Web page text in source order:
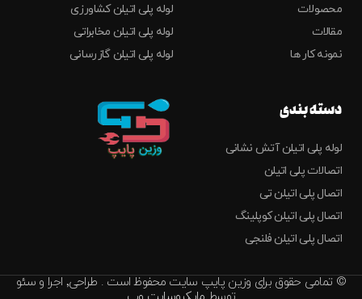
محصولات
مقالات
نمونه کار ها
لوله پلی اتیلن کشاورزی
لوله پلی اتیلن مخابراتی
لوله پلی اتیلن گازرسانی
دسته بندی
لوله پلی اتیلن آتش نشانی
اتصالات پلی اتیلن
اتصال پلی اتیلن تی
اتصال پلی اتیلن کوپلینگ
اتصال پلی اتیلن فلنجی
© تمامی حقوق برای وزین پایپ سایت محفوظ است . طراحی٬ اجرا و سئو